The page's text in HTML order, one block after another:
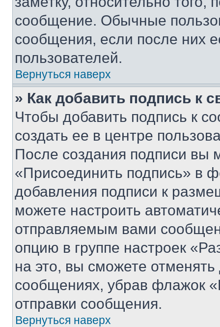
сообщение. Обычные
сообщения, если после них
пользователей.
Вернуться наверх
» Как добавить подпись к
Чтобы добавить подпись к
создать ее в центре
После создания подписи вы
«Присоединить подпись» в
добавления подписи к
можете настроить
отправляемым вами
опцию в группе настроек
на это, вы сможете
сообщениях, убрав флажок
отправки сообщения.
Вернуться наверх